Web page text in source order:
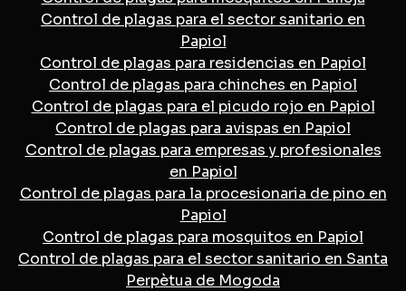
Control de plagas para el sector sanitario en
Papiol
Control de plagas para residencias en Papiol
Control de plagas para chinches en Papiol
Control de plagas para el picudo rojo en Papiol
Control de plagas para avispas en Papiol
Control de plagas para empresas y profesionales
en Papiol
Control de plagas para la procesionaria de pino en
Papiol
Control de plagas para mosquitos en Papiol
Control de plagas para el sector sanitario en Santa
Perpètua de Mogoda